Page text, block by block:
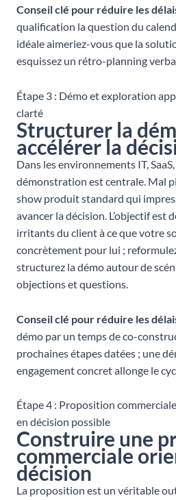
Conseil clé pour réduire les
qualification la question du
idéale aimeriez-vous que la
esquissez un rétro-planning
Étape 3 : Démo et exploration
clarté
Structurer la
accélérer la
Dans les environnements IT,
démonstration est centrale. Mal
show produit standard qui
avancer la décision. L’objectif est
irritants du client à ce que votre
concrètement pour lui ;
structurez la démo autour de
objections et questions.
Conseil clé pour réduire les
démo par un temps de co-
prochaines étapes datées ; une
engagement concret allonge le
Étape 4 : Proposition
en décision possible
Construire une
commerciale
décision
La proposition est un véritable